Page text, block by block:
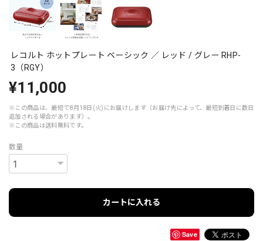
レコルト ホットプレート ベーシック ／ レッド / グレー RHP-
3（RGY）
¥11,000
※この商品は、最短で8月18日(火)にお届けします（お届け先によって、最短到着日に数日
追加される場合があります）。
※この商品は送料無料です。
数量
カートに入れる
Save